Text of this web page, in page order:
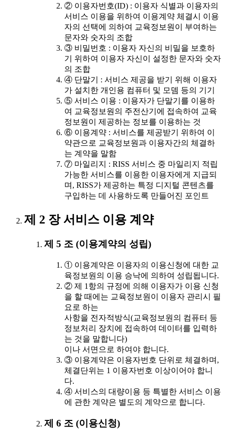
② 이용자번호(ID) : 이용자 식별과 이용자의
서비스 이용을 위하여 이용계약 체결시 이용
자의 선택에 의하여 교육정보원이 부여하는
문자와 숫자의 조합
③ 비밀번호 : 이용자 자신의 비밀을 보호하
기 위하여 이용자 자신이 설정한 문자와 숫자
의 조합
④ 단말기 : 서비스 제공을 받기 위해 이용자
가 설치한 개인용 컴퓨터 및 모뎀 등의 기기
⑤ 서비스 이용 : 이용자가 단말기를 이용하
여 교육정보원의 주전산기에 접속하여 교육
정보원이 제공하는 정보를 이용하는 것
⑥ 이용계약 : 서비스를 제공받기 위하여 이
약관으로 교육정보원과 이용자간의 체결하
는 계약을 말함
⑦ 마일리지 : RISS 서비스 중 마일리지 적립
가능한 서비스를 이용한 이용자에게 지급되
며, RISS가 제공하는 특정 디지털 콘텐츠를
구입하는 데 사용하도록 만들어진 포인트
제 2 장 서비스 이용 계약
제 5 조 (이용계약의 성립)
① 이용계약은 이용자의 이용신청에 대한 교
육정보원의 이용 승낙에 의하여 성립됩니다.
② 제 1항의 규정에 의해 이용자가 이용 신청
을 할 때에는 교육정보원이 이용자 관리시 필
요로 하는
사항을 전자적방식(교육정보원의 컴퓨터 등
정보처리 장치에 접속하여 데이터를 입력하
는 것을 말합니다)
이나 서면으로 하여야 합니다.
③ 이용계약은 이용자번호 단위로 체결하며,
체결단위는 1 이용자번호 이상이어야 합니
다.
④ 서비스의 대량이용 등 특별한 서비스 이용
에 관한 계약은 별도의 계약으로 합니다.
제 6 조 (이용신청)